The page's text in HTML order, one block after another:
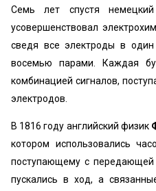
Семь лет спустя
усовершенствовал
сведя все электроды в
восемью парами. Каждая
комбинацией сигналов,
электродов.
В 1816 году английский физик
котором использовались
поступающему с передающей
пускались в ход, а